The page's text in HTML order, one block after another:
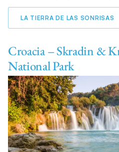
LA TIERRA DE LAS SONRISAS
Croacia – Skradin &
National Park